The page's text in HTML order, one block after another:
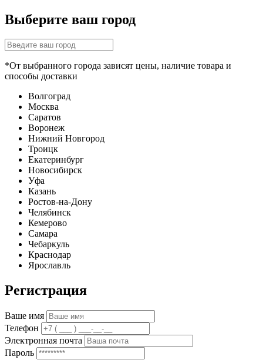
Выберите ваш город
*От выбранного города зависят цены, наличие товара и
способы доставки
Волгоград
Москва
Саратов
Воронеж
Нижний Новгород
Троицк
Екатеринбург
Новосибирск
Уфа
Казань
Ростов-на-Дону
Челябинск
Кемерово
Самара
Чебаркуль
Краснодар
Ярославль
Регистрация
Ваше имя
Телефон
Электронная почта
Пароль